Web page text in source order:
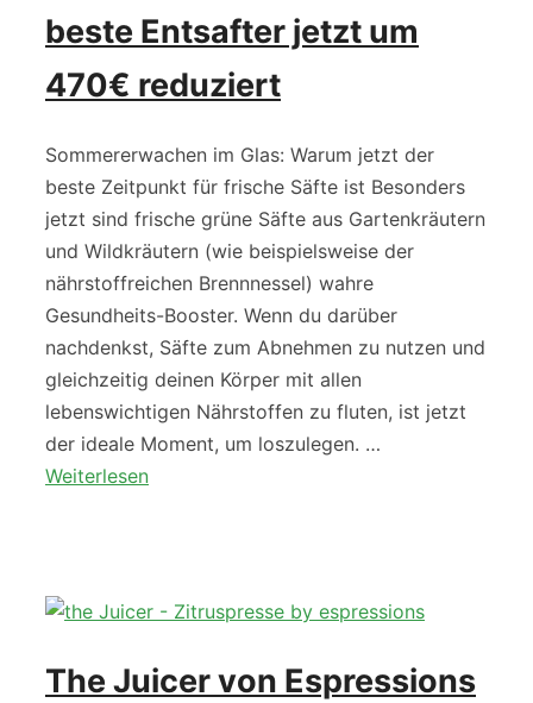
beste Entsafter jetzt um
470€ reduziert
Sommererwachen im Glas: Warum jetzt der
beste Zeitpunkt für frische Säfte ist Besonders
jetzt sind frische grüne Säfte aus Gartenkräutern
und Wildkräutern (wie beispielsweise der
nährstoffreichen Brennnessel) wahre
Gesundheits-Booster. Wenn du darüber
nachdenkst, Säfte zum Abnehmen zu nutzen und
gleichzeitig deinen Körper mit allen
lebenswichtigen Nährstoffen zu fluten, ist jetzt
der ideale Moment, um loszulegen. …
Weiterlesen
The Juicer von Espressions